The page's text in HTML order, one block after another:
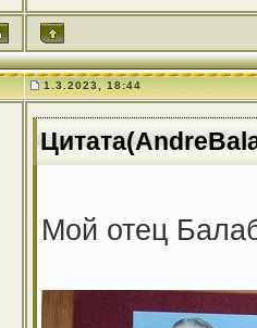
1.3.2023, 18:44
Мой отец